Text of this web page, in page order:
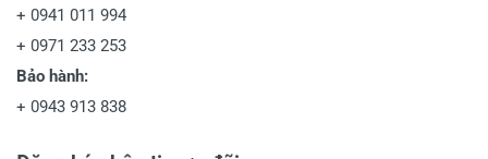
+ 0941 011 994
+ 0971 233 253
Bảo hành:
+ 0943 913 838